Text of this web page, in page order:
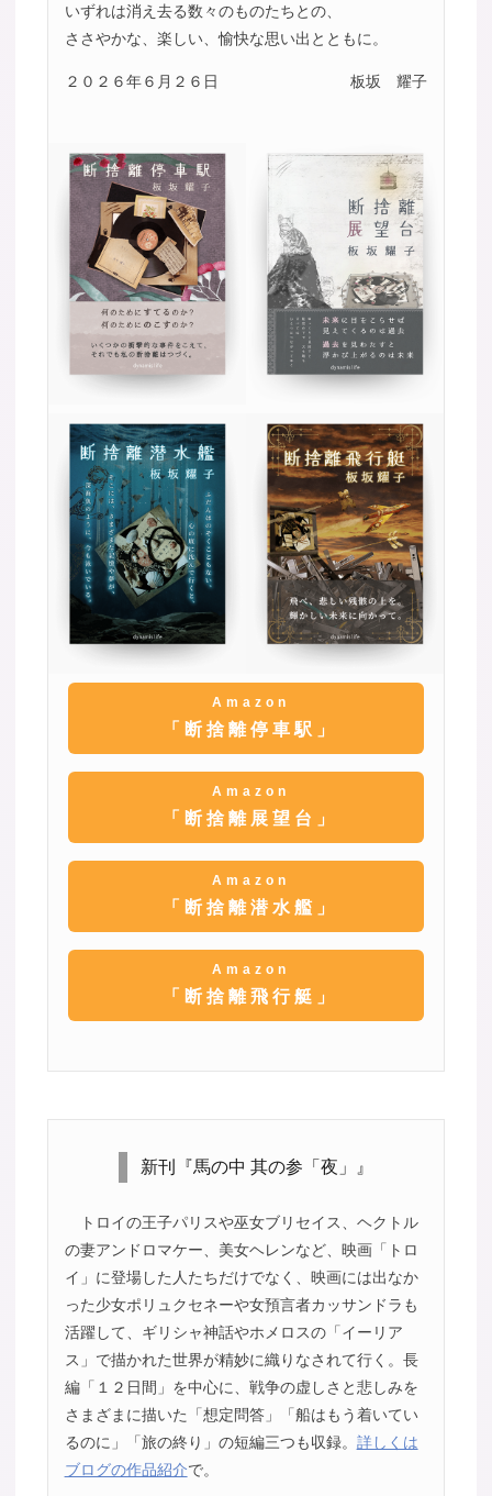
いずれは消え去る数々のものたちとの、
ささやかな、楽しい、愉快な思い出とともに。
２０２６年６月２６日 板坂 耀子
Amazon
「断捨離停車駅」
Amazon
「断捨離展望台」
Amazon
「断捨離潜水艦」
Amazon
「断捨離飛行艇」
新刊『馬の中 其の参「夜」』
トロイの王子パリスや巫女ブリセイス、ヘクトル
の妻アンドロマケー、美女ヘレンなど、映画「トロ
イ」に登場した人たちだけでなく、映画には出なか
った少女ポリュクセネーや女預言者カッサンドラも
活躍して、ギリシャ神話やホメロスの「イーリア
ス」で描かれた世界が精妙に織りなされて行く。長
編「１２日間」を中心に、戦争の虚しさと悲しみを
さまざまに描いた「想定問答」「船はもう着いてい
るのに」「旅の終り」の短編三つも収録。 詳しくは
ブログの作品紹介で。